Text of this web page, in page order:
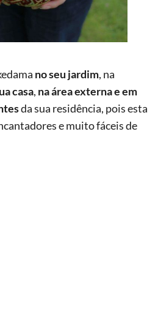
no seu jardim, na
casa, na área externae em
da sua residência, pois esta
e muito fáceis de